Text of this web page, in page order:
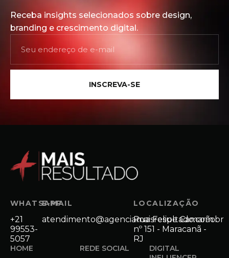
Receba insights selecionados sobre design,
branding e crescimento digital.
INSCREVA-SE
WHATSAPP
+21
99553-
5057
E-MAIL
atendimento@agenciamaisresultado.com.br
LOCALIZAÇÃO
Rua Felipe Camarão
nº 151 - Maracanã -
RJ
HOME
REDE SOCIAL
DIGITAL